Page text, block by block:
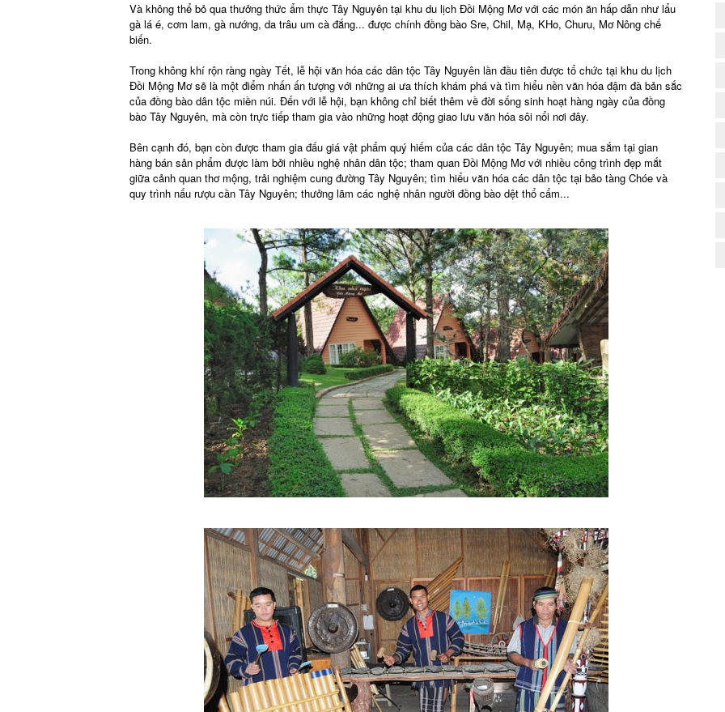
Và không thể bỏ qua thưởng thức ẩm thực Tây Nguyên tại khu du lịch Đồi Mộng Mơ với các món ăn hấp dẫn như lẩu
gà lá é, cơm lam, gà nướng, da trâu um cà đắng... được chính đồng bào Sre, Chil, Mạ, KHo, Churu, Mơ Nông chế
biến.
Trong không khí rộn ràng ngày Tết, lễ hội văn hóa các dân tộc Tây Nguyên lần đầu tiên được tổ chức tại khu du lịch
Đồi Mộng Mơ sẽ là một điểm nhấn ấn tượng với những ai ưa thích khám phá và tìm hiểu nền văn hóa đậm đà bản sắc
của đồng bào dân tộc miền núi. Đến với lễ hội, bạn không chỉ biết thêm về đời sống sinh hoạt hàng ngày của đồng
bào Tây Nguyên, mà còn trực tiếp tham gia vào những hoạt động giao lưu văn hóa sôi nổi nơi đây.
Bên cạnh đó, bạn còn được tham gia đấu giá vật phẩm quý hiếm của các dân tộc Tây Nguyên; mua sắm tại gian
hàng bán sản phẩm được làm bởi nhiều nghệ nhân dân tộc; tham quan Đồi Mộng Mơ với nhiều công trình đẹp mắt
giữa cảnh quan thơ mộng, trải nghiệm cung đường Tây Nguyên; tìm hiểu văn hóa các dân tộc tại bảo tàng Chóe và
quy trình nấu rượu cần Tây Nguyên; thưởng lãm các nghệ nhân người đồng bào dệt thổ cẩm...